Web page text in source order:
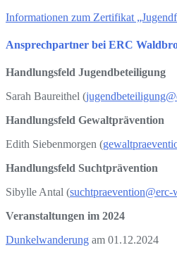
Informationen zum Zertifikat
Ansprechpartner bei ERC
Handlungsfeld Jugendbeteiligung
Sarah Baureithel (
Handlungsfeld Gewaltprävention
Edith Siebenmorgen (
Handlungsfeld Suchtprävention
Sibylle Antal (
Veranstaltungen im 2024
Dunkelwanderung am 01.12.2024